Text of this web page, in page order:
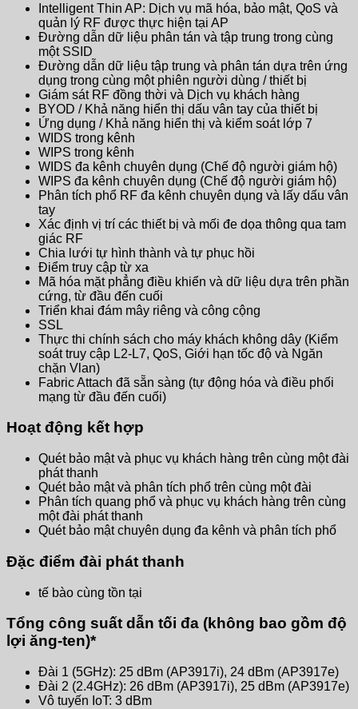
Intelligent Thin AP: Dịch vụ mã hóa, bảo mật, QoS và
quản lý RF được thực hiện tại AP
Đường dẫn dữ liệu phân tán và tập trung trong cùng
một SSID
Đường dẫn dữ liệu tập trung và phân tán dựa trên ứng
dụng trong cùng một phiên người dùng / thiết bị
Giám sát RF đồng thời và Dịch vụ khách hàng
BYOD / Khả năng hiển thị dấu vân tay của thiết bị
Ứng dụng / Khả năng hiển thị và kiểm soát lớp 7
WIDS trong kênh
WIPS trong kênh
WIDS đa kênh chuyên dụng (Chế độ người giám hộ)
WIPS đa kênh chuyên dụng (Chế độ người giám hộ)
Phân tích phổ RF đa kênh chuyên dụng và lấy dấu vân
tay
Xác định vị trí các thiết bị và mối đe dọa thông qua tam
giác RF
Chia lưới tự hình thành và tự phục hồi
Điểm truy cập từ xa
Mã hóa mặt phẳng điều khiển và dữ liệu dựa trên phần
cứng, từ đầu đến cuối
Triển khai đám mây riêng và công cộng
SSL
Thực thi chính sách cho máy khách không dây (Kiểm
soát truy cập L2-L7, QoS, Giới hạn tốc độ và Ngăn
chặn Vlan)
Fabric Attach đã sẵn sàng (tự động hóa và điều phối
mạng từ đầu đến cuối)
Hoạt động kết hợp
Quét bảo mật và phục vụ khách hàng trên cùng một đài
phát thanh
Quét bảo mật và phân tích phổ trên cùng một đài
Phân tích quang phổ và phục vụ khách hàng trên cùng
một đài phát thanh
Quét bảo mật chuyên dụng đa kênh và phân tích phổ
Đặc điểm đài phát thanh
tế bào cùng tồn tại
Tổng công suất dẫn tối đa (không bao gồm độ
lợi ăng-ten)*
Đài 1 (5GHz): 25 dBm (AP3917i), 24 dBm (AP3917e)
Đài 2 (2.4GHz): 26 dBm (AP3917i), 25 dBm (AP3917e)
Vô tuyến IoT: 3 dBm